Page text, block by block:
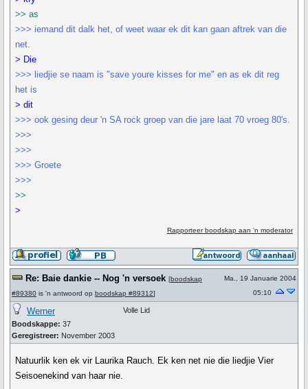
>> as
>>> iemand dit dalk het, of weet waar ek dit kan gaan aftrek van die
net.
> Die
>>> liedjie se naam is "save youre kisses for me" en as ek dit reg
het is
> dit
>>> ook gesing deur 'n SA rock groep van die jare laat 70 vroeg 80's.
>>>
>>>
>>> Groete
>>>
>>
>
Rapporteer boodskap aan 'n moderator
Re: Baie dankie -- Nog 'n versoek [boodskap
#89380 is 'n antwoord op boodskap #89312]
Ma., 19 Januarie 2004
05:10
Werner
Boodskappe: 37
Geregistreer: November 2003
Volle Lid
Natuurlik ken ek vir Laurika Rauch. Ek ken net nie die liedjie Vier
Seisoenekind van haar nie.